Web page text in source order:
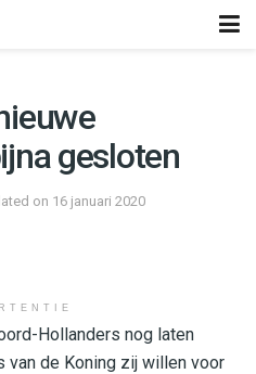
gesloten
on 16 januari 2020
Hollanders nog laten
de Koning zij willen voor